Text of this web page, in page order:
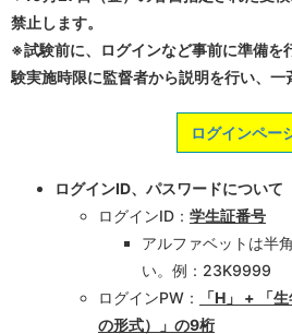
禁止します。
※試験前に、ログインなど事前に準備を
験実施時限に監督者から説明を行い、一
ログインペー
ログインID、パスワードについて
ログインID： 学生証番号
アルファベットは半
い。例：23K9999
ログインPW：
「H」 + 「
の形式）」の9桁